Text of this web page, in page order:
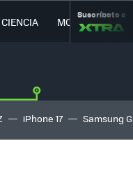
CIENCIA MOVILIDAD
Suscríbete a
iPhone 17 Samsung